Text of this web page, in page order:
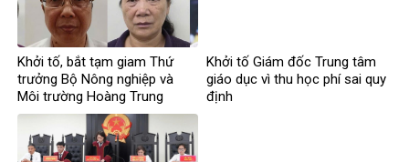
Khởi tố, bắt tạm giam Thứ
trưởng Bộ Nông nghiệp và
Môi trường Hoàng Trung
Khởi tố Giám đốc Trung tâm
giáo dục vì thu học phí sai quy
định